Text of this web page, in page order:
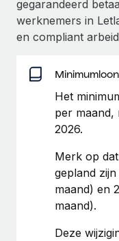
Stel snel
Mobiliteit en
Secundaire
Eenvoudig
beheren
Reverse Tech's
met Remote
payroll
Reverse Tech in
up op het gebied
Meer informatie
Belastingen
Het blijft de missie
te helpen bij het
Meer informatie
gegarandeerd
werknemers in
en compliant
Minimumloon
Het
per maand,
2026.
Merk op
gepland
maand) en
maand).
Deze